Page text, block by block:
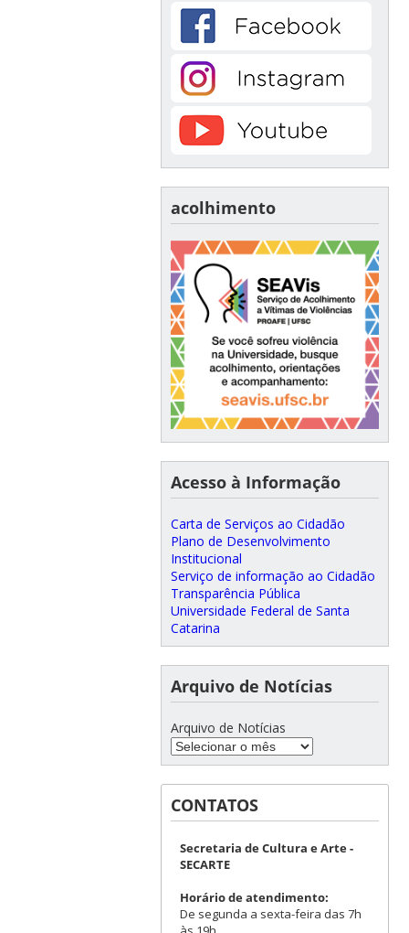
acolhimento
Acesso à Informação
Carta de Serviços ao Cidadão
Plano de Desenvolvimento
Institucional
Serviço de informação ao Cidadão
Transparência Pública
Universidade Federal de Santa
Catarina
Arquivo de Notícias
Arquivo de Notícias
CONTATOS
Secretaria de Cultura e Arte -
SECARTE
Horário de atendimento:
De segunda a sexta-feira das 7h